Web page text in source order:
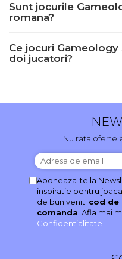
Sunt jocurile
romana?
Ce jocuri
doi jucatori?
Nu rata
Aboneaza-te la
inspiratie pentru
de bun venit: cod de
comanda. Afla mai
Confidentialitate